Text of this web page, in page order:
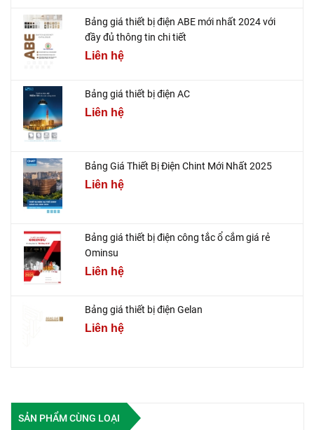
Bảng giá thiết bị điện ABE mới nhất 2024 với
đầy đủ thông tin chi tiết
Liên hệ
Bảng giá thiết bị điện AC
Liên hệ
Bảng Giá Thiết Bị Điện Chint Mới Nhất 2025
Liên hệ
Bảng giá thiết bị điện công tắc ổ cắm giá rẻ
Ominsu
Liên hệ
Bảng giá thiết bị điện Gelan
Liên hệ
SẢN PHẨM CÙNG LOẠI